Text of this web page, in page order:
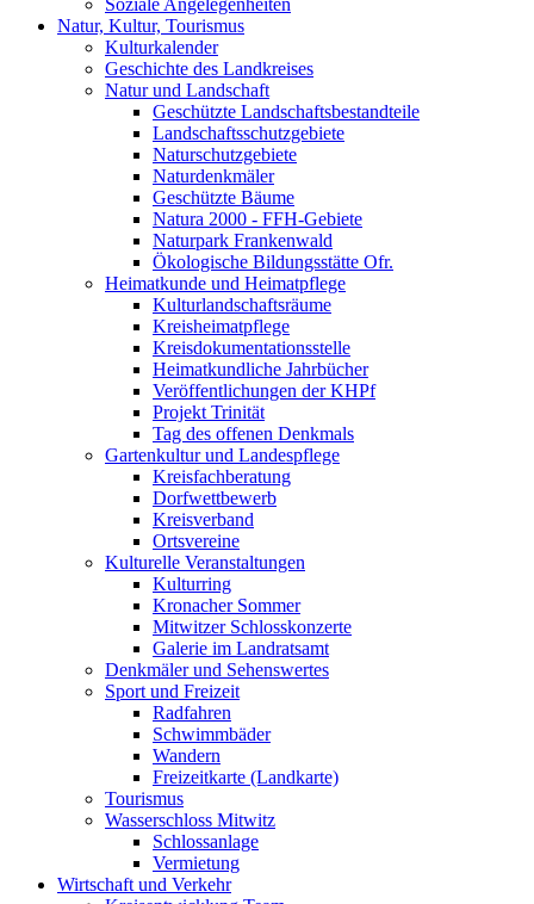
Soziale Angelegenheiten
Natur, Kultur, Tourismus
Kulturkalender
Geschichte des Landkreises
Natur und Landschaft
Geschützte Landschaftsbestandteile
Landschaftsschutzgebiete
Naturschutzgebiete
Naturdenkmäler
Geschützte Bäume
Natura 2000 - FFH-Gebiete
Naturpark Frankenwald
Ökologische Bildungsstätte Ofr.
Heimatkunde und Heimatpflege
Kulturlandschaftsräume
Kreisheimatpflege
Kreisdokumentationsstelle
Heimatkundliche Jahrbücher
Veröffentlichungen der KHPf
Projekt Trinität
Tag des offenen Denkmals
Gartenkultur und Landespflege
Kreisfachberatung
Dorfwettbewerb
Kreisverband
Ortsvereine
Kulturelle Veranstaltungen
Kulturring
Kronacher Sommer
Mitwitzer Schlosskonzerte
Galerie im Landratsamt
Denkmäler und Sehenswertes
Sport und Freizeit
Radfahren
Schwimmbäder
Wandern
Freizeitkarte (Landkarte)
Tourismus
Wasserschloss Mitwitz
Schlossanlage
Vermietung
Wirtschaft und Verkehr